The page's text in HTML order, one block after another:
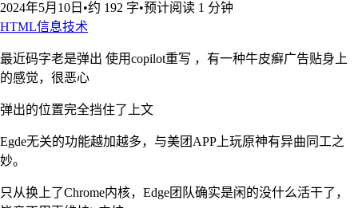
2024年5月10日 •约 192 字•预计阅读 1 分钟
HTML信息技术
最近码字老是弹出 使用copilot重写 ，有一种牛皮癣广告贴身上
的感觉，很恶心
弹出的位置完全挡住了上文
Egde无关的功能越加越多，与美团APP上玩原神有异曲同工之
妙。
只从换上了Chrome内核，Edge团队确实是闲的没什么活干了，